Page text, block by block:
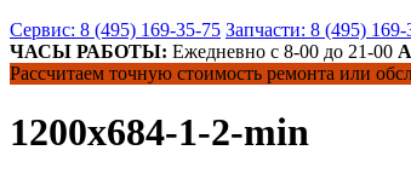
Сервис: 8 (495) 169-35-75 Запчасти: 8 (495) 169-
ЧАСЫ РАБОТЫ: Ежедневно с 8-00 до 21-00
Рассчитаем точную стоимость ремонта или
1200х684-1-2-min